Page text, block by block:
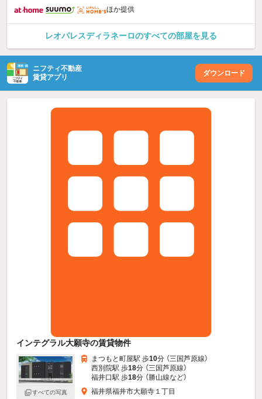
ほか提供
レオパレスディラネーロのすべての部屋を見る
ニフティ不動産
賃貸アプリ
ダウンロード
インテグラル大願寺の賃貸物件
すべての写真
まつもと町屋駅 歩10分 （三国芦原線）
西別院駅 歩18分 （三国芦原線）
福井口駅 歩18分 （勝山線など）
福井県福井市大願寺１丁目